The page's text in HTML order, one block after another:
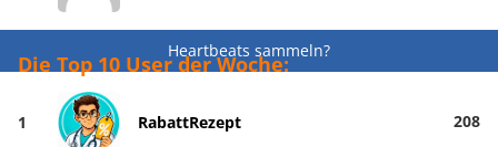
Heartbeats sammeln?
Die Top 10 User der Woche:
1 RabattRezept 208